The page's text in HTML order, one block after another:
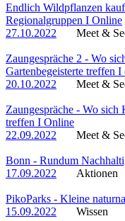
Endlich Wildpflanzen
Regionalgruppen I Online
27.10.2022
Meet &
Zaungespräche 2 - Wo
Gartenbegeisterte treffen I
20.10.2022
Meet &
Zaungespräche - Wo
treffen I Online
22.09.2022
Meet &
Bonn - Rundum
17.09.2022
Aktionen
PikoParks - Kleine
15.09.2022
Wissen